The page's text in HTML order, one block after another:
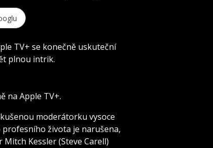
TV+ se konečně uskuteční
plnou intrik.
na Apple TV+.
moderátorku vysoce
života je narušena,
Kessler (Steve Carell)